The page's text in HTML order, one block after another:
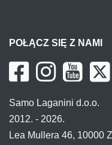
POŁĄCZ SIĘ Z NAMI
Samo Laganini d.o.o.
2012. - 2026.
Lea Mullera 46, 10000